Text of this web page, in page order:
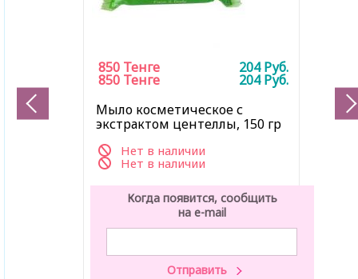
Мыло косметическое с
экстрактом центеллы, 150 гр
Нет в наличии
850 Тенге 204Руб.
Нет в наличии
850 Тенге 204Руб.
Когда появится, сообщить
на e-mail